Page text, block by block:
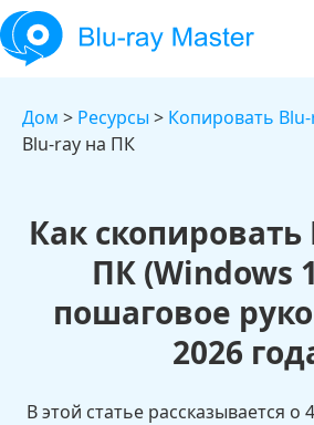
Дом > Ресурсы > Копировать
Blu-ray на ПК
Как
ПК (Windows
пошаговое
2026
В этой статье рассказывается о